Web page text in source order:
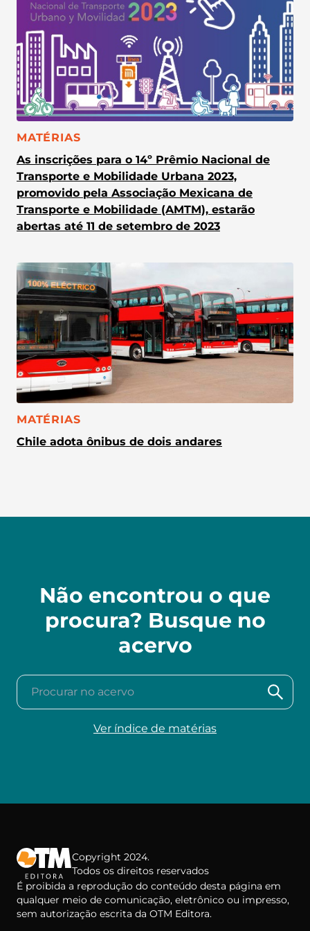
CATEGORIA:
MATÉRIAS
As inscrições para o 14º Prêmio Nacional de
Transporte e Mobilidade Urbana 2023,
promovido pela Associação Mexicana de
Transporte e Mobilidade (AMTM), estarão
abertas até 11 de setembro de 2023
CATEGORIA:
MATÉRIAS
Chile adota ônibus de dois andares
Não encontrou o que
procura? Busque no
acervo
Procurar no acervo
Ver índice de matérias
Copyright 2024.
Todos os direitos reservados
É proibida a reprodução do conteúdo desta página em
qualquer meio de comunicação, eletrônico ou impresso,
sem autorização escrita da OTM Editora.